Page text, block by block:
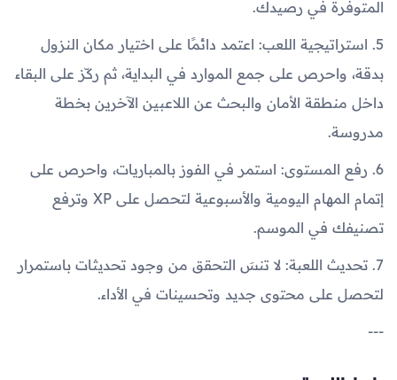
المتوفرة في رصيدك.
5. استراتيجية اللعب: اعتمد دائمًا على اختيار مكان النزول
بدقة، واحرص على جمع الموارد في البداية، ثم ركّز على البقاء
داخل منطقة الأمان والبحث عن اللاعبين الآخرين بخطة
مدروسة.
6. رفع المستوى: استمر في الفوز بالمباريات، واحرص على
إتمام المهام اليومية والأسبوعية لتحصل على XP وترفع
تصنيفك في الموسم.
7. تحديث اللعبة: لا تنسَ التحقق من وجود تحديثات باستمرار
لتحصل على محتوى جديد وتحسينات في الأداء.
---